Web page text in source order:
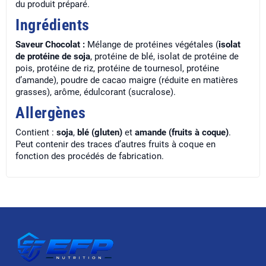
du produit préparé.
Ingrédients
Saveur Chocolat : Mélange de protéines végétales (isolat
de protéine de soja, protéine de blé, isolat de protéine de
pois, protéine de riz, protéine de tournesol, protéine
d’amande), poudre de cacao maigre (réduite en matières
grasses), arôme, édulcorant (sucralose).
Allergènes
Contient : soja, blé (gluten) et amande (fruits à coque).
Peut contenir des traces d’autres fruits à coque en
fonction des procédés de fabrication.